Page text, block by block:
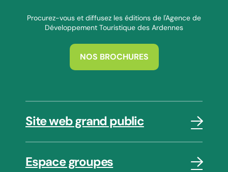
Procurez-vous et diffusez les éditions de l'Agence de
Développement Touristique des Ardennes
NOS BROCHURES
Site web grand public
Espace groupes